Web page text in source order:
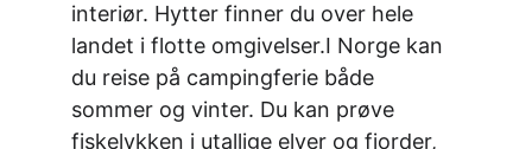
interiør. Hytter finner du over hele
landet i flotte omgivelser.I Norge kan
du reise på campingferie både
sommer og vinter. Du kan prøve
fiskelykken i utallige elver og fjorder,